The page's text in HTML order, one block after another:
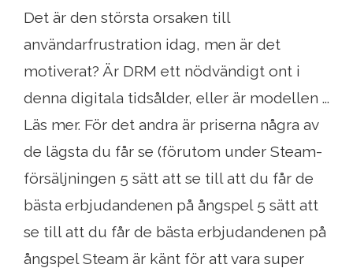
Det är den största orsaken till
användarfrustration idag, men är det
motiverat? Är DRM ett nödvändigt ont i
denna digitala tidsålder, eller är modellen ...
Läs mer. För det andra är priserna några av
de lägsta du får se (förutom under Steam-
försäljningen 5 sätt att se till att du får de
bästa erbjudandenen på ångspel 5 sätt att
se till att du får de bästa erbjudandenen på
ångspel Steam är känt för att vara super